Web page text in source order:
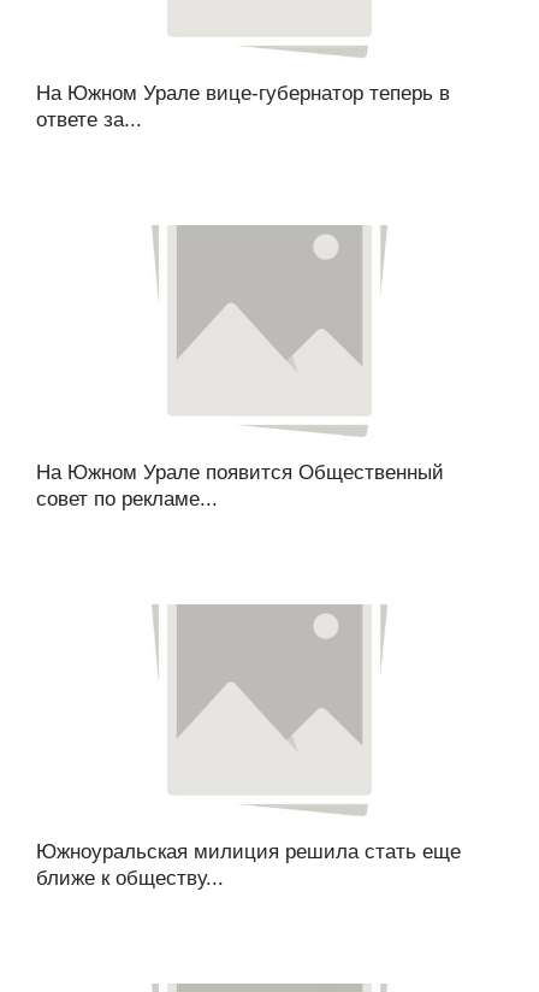
На Южном Урале вице-губернатор теперь в
ответе за...
На Южном Урале появится Общественный
совет по рекламе...
Южноуральская милиция решила стать еще
ближе к обществу...